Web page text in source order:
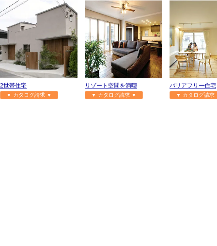
2世帯住宅
▼ カタログ請求 ▼
リゾート空間を満喫
▼ カタログ請求 ▼
バリアフリー住宅
▼ カタログ請